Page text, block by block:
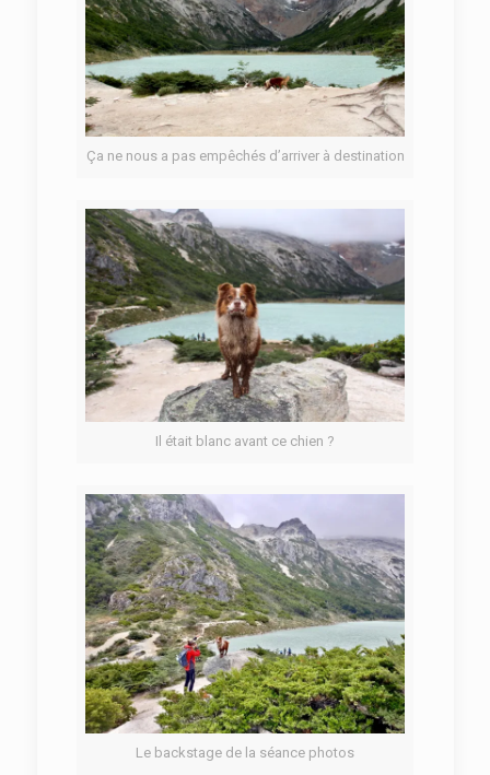
Ça ne nous a pas empêchés d’arriver à destination
Il était blanc avant ce chien ?
Le backstage de la séance photos